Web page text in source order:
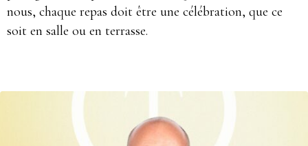
nous, chaque repas doit être une célébration, que ce
soit en salle ou en terrasse.